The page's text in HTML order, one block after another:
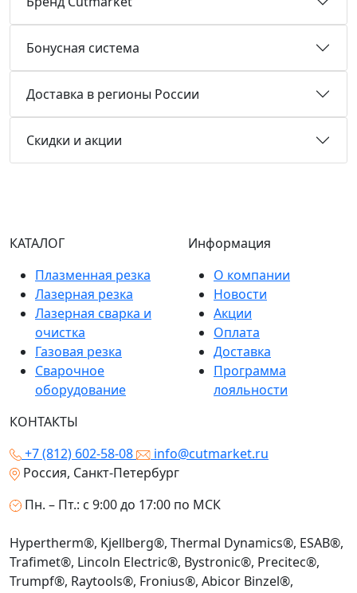
Бонусная система
Доставка в регионы России
Скидки и акции
КАТАЛОГ
Плазменная резка
Лазерная резка
Лазерная сварка и
очистка
Газовая резка
Сварочное
оборудование
Информация
О компании
Новости
Акции
Оплата
Доставка
Программа
лояльности
КОНТАКТЫ
+7 (812) 602-58-08
info@cutmarket.ru
Россия, Санкт-Петербург
Пн. – Пт.: с 9:00 до 17:00 по МСК
Hypertherm®, Kjellberg®, Thermal Dynamics®, ESAB®,
Trafimet®, Lincoln Electric®, Bystronic®, Precitec®,
Trumpf®, Raytools®, Fronius®, Abicor Binzel®,